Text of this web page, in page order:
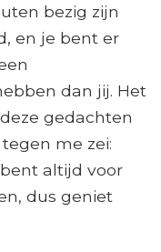
bezig zijn
en je bent er
dan jij. Het
gedachten
me zei:
altijd voor
dus geniet